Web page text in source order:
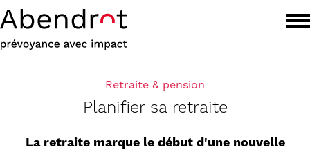
Retraite & pension
Planifier sa retraite
La retraite marque le début d'une nouvelle